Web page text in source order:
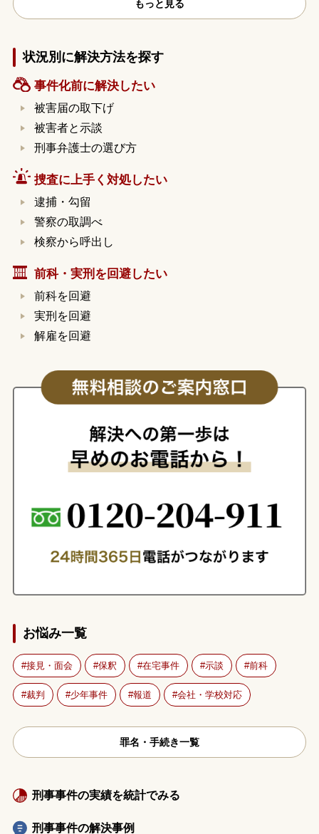
もっと見る
状況別に解決方法を探す
事件化前に解決したい
被害届の取下げ
被害者と示談
刑事弁護士の選び方
捜査に上手く対処したい
逮捕・勾留
警察の取調べ
検察から呼出し
前科・実刑を回避したい
前科を回避
実刑を回避
解雇を回避
お悩み一覧
接見・面会 保釈 在宅事件 示談 前科
裁判 少年事件 報道 会社・学校対応
罪名・手続き一覧
刑事事件の実績を統計でみる
刑事事件の解決事例